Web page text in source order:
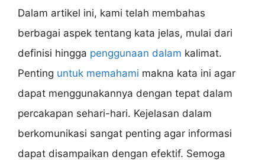
Dalam artikel ini, kami telah membahas
berbagai aspek tentang kata jelas, mulai dari
definisi hingga penggunaan dalam kalimat.
Penting untuk memahami makna kata ini agar
dapat menggunakannya dengan tepat dalam
percakapan sehari-hari. Kejelasan dalam
berkomunikasi sangat penting agar informasi
dapat disampaikan dengan efektif. Semoga